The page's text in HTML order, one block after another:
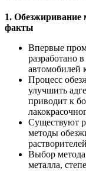
1. Обезжиривание
факты
Впервые
разработано
автомобилей
Процесс
улучшить
приводит к
Существуют
методы
Выбор метода
металла,